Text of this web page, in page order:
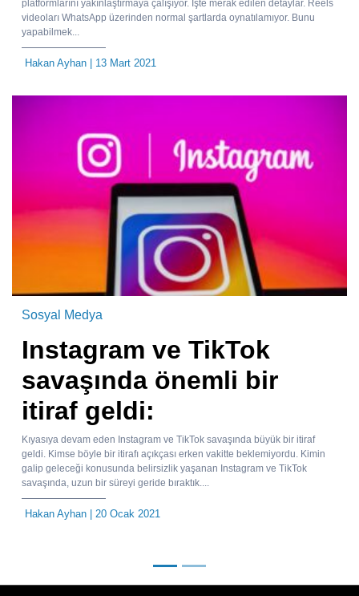
platformlarını yakınlaştırmaya çalışıyor. İşte merak edilen detaylar. Reels
videoları WhatsApp üzerinden normal şartlarda oynatılamıyor. Bunu
yapabilmek...
Hakan Ayhan | 13 Mart 2021
Sosyal Medya
Instagram ve TikTok
savaşında önemli bir
itiraf geldi:
Kıyasıya devam eden Instagram ve TikTok savaşında büyük bir itiraf
geldi. Kimse böyle bir itirafı açıkçası erken vakitte beklemiyordu. Kimin
galip geleceği konusunda belirsizlik yaşanan Instagram ve TikTok
savaşında, uzun bir süreyi geride bıraktık....
Hakan Ayhan | 20 Ocak 2021